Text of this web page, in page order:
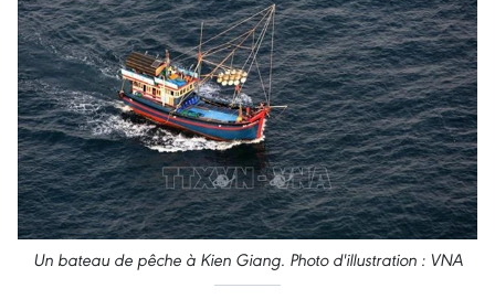
Un bateau de pêche à Kien Giang. Photo d'illustration : VNA